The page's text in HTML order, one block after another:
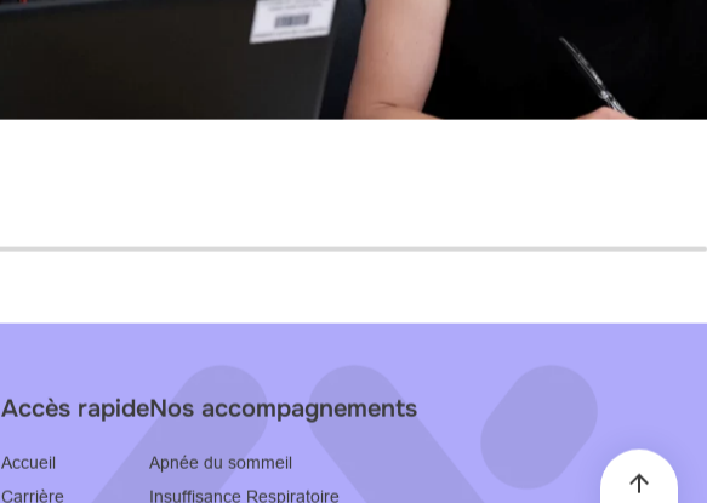
Accès rapide
Accueil
Carrière
Nos accompagnements
Apnée du sommeil
Insuffisance Respiratoire